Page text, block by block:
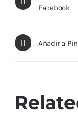
Facebook
Añadir a